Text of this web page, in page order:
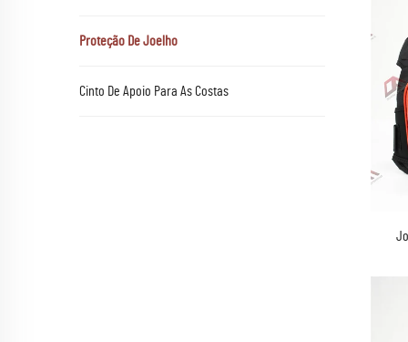
Proteção De Joelho
Cinto De Apoio Para As Costas